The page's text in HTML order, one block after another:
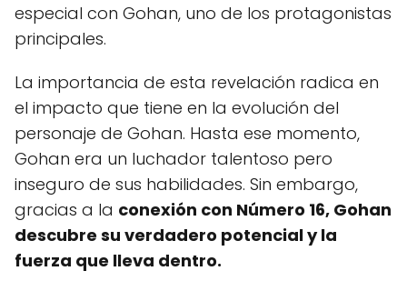
especial con Gohan, uno de los protagonistas
principales.
La importancia de esta revelación radica en
el impacto que tiene en la evolución del
personaje de Gohan. Hasta ese momento,
Gohan era un luchador talentoso pero
inseguro de sus habilidades. Sin embargo,
gracias a la conexión con Número 16, Gohan
descubre su verdadero potencial y la
fuerza que lleva dentro.